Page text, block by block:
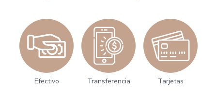
Efectivo Transferencia Tarjetas